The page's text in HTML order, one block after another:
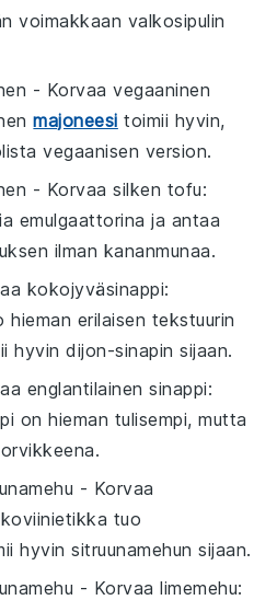
voimakkaan valkosipulin
- Korvaavegaaninen
majoneesi toimii hyvin,
vegaanisen version.
- Korvaasilken tofu:
emulgaattorina ja antaa
ilman kananmunaa.
kokojyväsinappi:
erilaisen tekstuurin
hyvin dijon-sinapin sijaan.
englantilainen sinappi:
on hieman tulisempi, mutta
- Korvaa
tuo
hyvin sitruunamehun sijaan.
- Korvaalimemehu: